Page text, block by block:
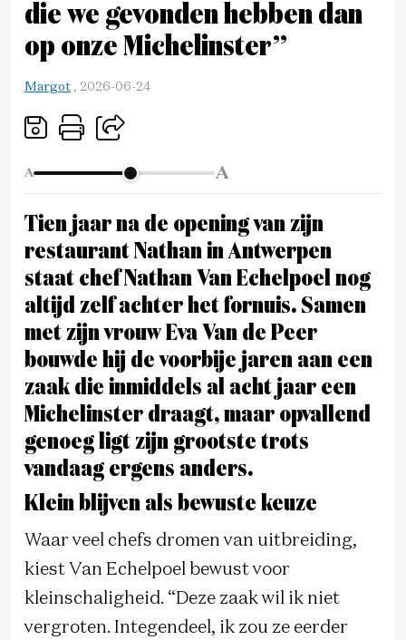
die we gevonden hebben dan
op onze Michelinster”
Margot , 2026-06-24
A A
Tien jaar na de opening van zijn
restaurant Nathan in Antwerpen
staat chef Nathan Van Echelpoel nog
altijd zelf achter het fornuis. Samen
met zijn vrouw Eva Van de Peer
bouwde hij de voorbije jaren aan een
zaak die inmiddels al acht jaar een
Michelinster draagt, maar opvallend
genoeg ligt zijn grootste trots
vandaag ergens anders.
Klein blijven als bewuste keuze
Waar veel chefs dromen van uitbreiding,
kiest Van Echelpoel bewust voor
kleinschaligheid. “Deze zaak wil ik niet
vergroten. Integendeel, ik zou ze eerder